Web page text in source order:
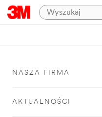
NASZA FIRMA
AKTUALNOŚCI